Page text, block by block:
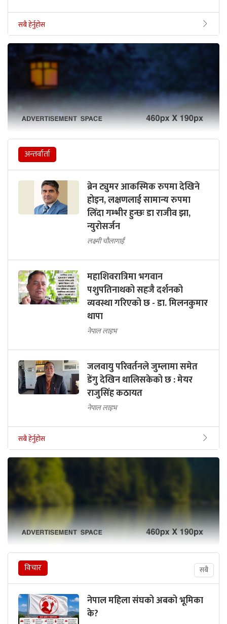
सबै हेर्नुहोस
अन्तर्वार्ता
ब्रेन ट्युमर आकस्मिक रुपमा देखिने
होइन, लक्षणलाई सामान्य रुपमा
लिँदा गम्भीर हुन्छः डा राजीव झा,
न्युरोसर्जन
लक्ष्मी चौलागाईं
महाशिवरात्रिमा भगवान
पशुपतिनाथको सहजै दर्शनको
व्यवस्था गरिएको छ - डा. मिलनकुमार
थापा
नेपाल लाइभ
जलवायु परिवर्तनले जुम्लामा समेत
डेंगु देखिन थालिसकेको छ : मेयर
राजुसिंह कठायत
नेपाल लाइभ
सबै हेर्नुहोस
विचार सबै
नेपाल महिला संघको अबको भूमिका
के?